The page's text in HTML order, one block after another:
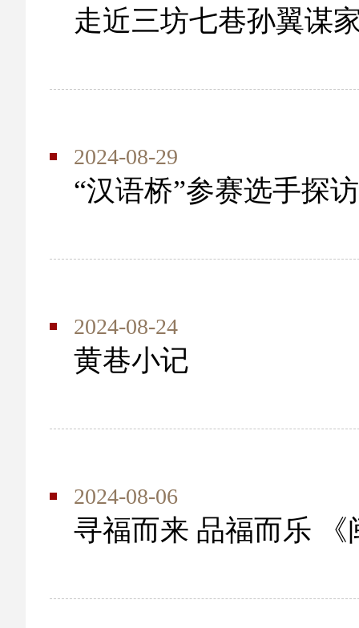
走近三坊七巷孙翼谋
2024-08-29
“汉语桥”参赛选手探
2024-08-24
黄巷小记
2024-08-06
寻福而来 品福而乐